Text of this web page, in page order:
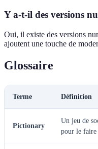
Y a-t-il des versions
Oui, il existe des versions
ajoutent une touche de
Glossaire
Terme Définition
Pictionary
Un jeu de
pour le faire